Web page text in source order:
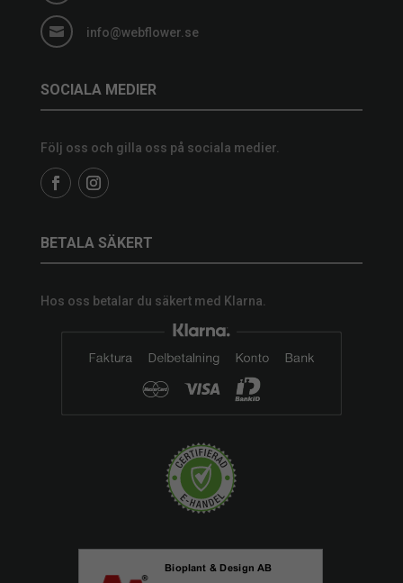
 info@webflower.se
SOCIALA MEDIER
Följ oss och gilla oss på sociala medier.
BETALA SÄKERT
Hos oss betalar du säkert med Klarna.